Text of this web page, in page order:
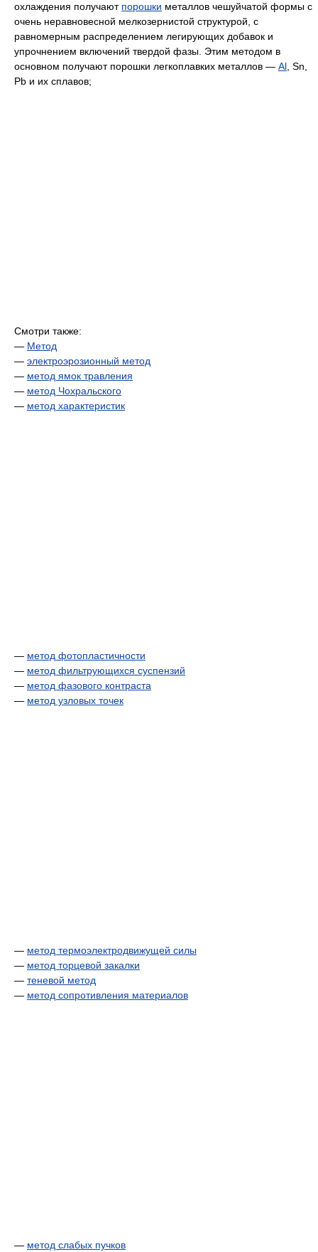
охлаждения получают порошки металлов чешуйчатой формы с
очень неравновесной мелкозернистой структурой, с
равномерным распределением легирующих добавок и
упрочнением включений твердой фазы. Этим методом в
основном получают порошки легкоплавких металлов — Al, Sn,
Pb и их сплавов;
Смотри также:
— Метод
— электроэрозионный метод
— метод ямок травления
— метод Чохральского
— метод характеристик
— метод фотопластичности
— метод фильтрующихся суспензий
— метод фазового контраста
— метод узловых точек
— метод термоэлектродвижущей силы
— метод торцевой закалки
— теневой метод
— метод сопротивления материалов
— метод слабых пучков